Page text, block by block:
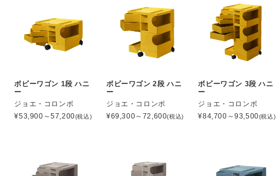
ボビーワゴン 1段 ハニ
ー
ジョエ・コロンボ
¥53,900～57,200(税込)
ボビーワゴン 2段 ハニ
ー
ジョエ・コロンボ
¥69,300～72,600(税込)
ボビーワゴン 3段 ハニ
ー
ジョエ・コロンボ
¥84,700～93,500(税込)